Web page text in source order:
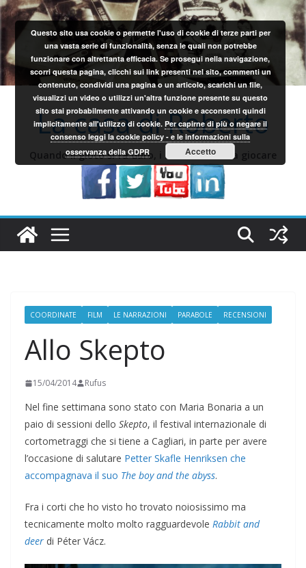
Salta
al
contenuto
La casa di Roberto
Quando il gioco si fa duro, i sardi iniziano a giocare
COORDINATE FILM LE NARRAZIONI PARABOLE RECENSIONI
Allo Skepto
15/04/2014 Rufus
Nel fine settimana sono stato con Maria Bonaria a un
paio di sessioni dello Skepto, il festival internazionale di
cortometraggi che si tiene a Cagliari, in parte per avere
l’occasione di salutare Petter Skafle Henriksen che
accompagnava il suo The boy and the abyss.
Fra i corti che ho visto ho trovato noiosissimo ma
tecnicamente molto molto ragguardevole Rabbit and
deer di Péter Vácz.
Questo sito usa cookie o permette l'uso di cookie di terze parti per
una vasta serie di funzionalità, senza le quali non potrebbe
funzionare con altrettanta efficacia. Se prosegui nella navigazione,
scorri questa pagina, clicchi sui link presenti nel sito, commenti un
contenuto, condividi una pagina o un articolo, scarichi un file,
visualizzi un video o utilizzi un'altra funzione presente su questo
sito stai probabilmente attivando un cookie e acconsenti quindi
implicitamente all'utilizzo di cookie.Per capirne di più o negare il
consenso leggi la cookie policy - e le informazioni sulla
osservanza della GDPR
Accetto